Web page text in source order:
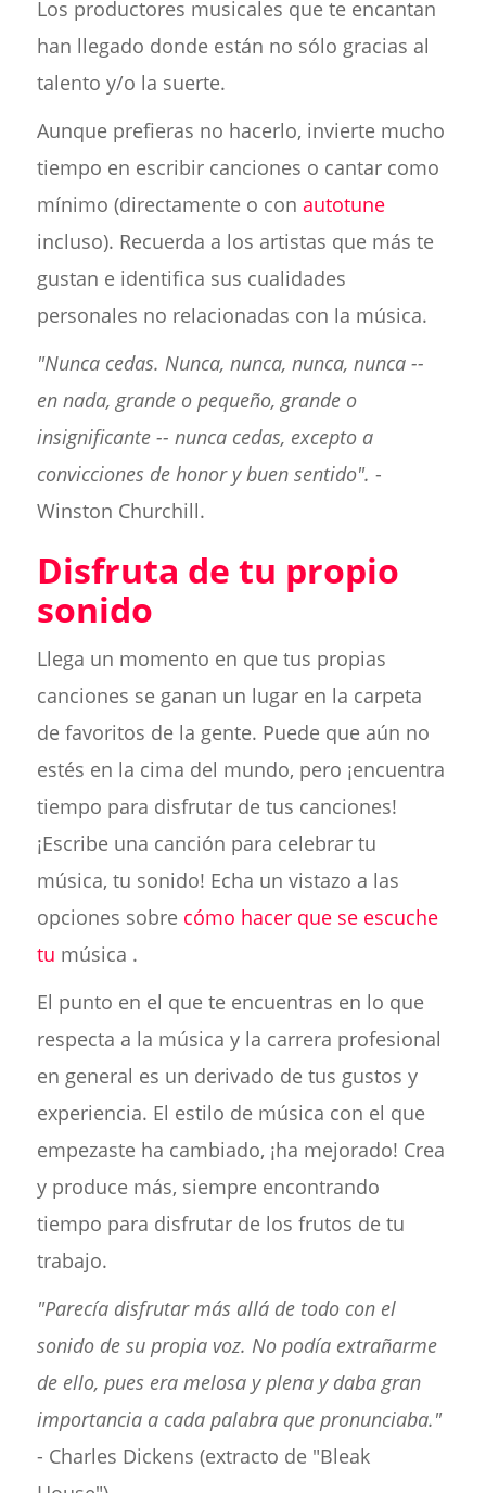
Los productores musicales que te encantan
han llegado donde están no sólo gracias al
talento y/o la suerte.
Aunque prefieras no hacerlo, invierte mucho
tiempo en escribir canciones o cantar como
mínimo (directamente o con autotune
incluso). Recuerda a los artistas que más te
gustan e identifica sus cualidades
personales no relacionadas con la música.
"Nunca cedas. Nunca, nunca, nunca, nunca --
en nada, grande o pequeño, grande o
insignificante -- nunca cedas, excepto a
convicciones de honor y buen sentido". -
Winston Churchill.
Disfruta de tu propio
sonido
Llega un momento en que tus propias
canciones se ganan un lugar en la carpeta
de favoritos de la gente. Puede que aún no
estés en la cima del mundo, pero ¡encuentra
tiempo para disfrutar de tus canciones!
¡Escribe una canción para celebrar tu
música, tu sonido! Echa un vistazo a las
opciones sobre cómo hacer que se escuche
tu música .
El punto en el que te encuentras en lo que
respecta a la música y la carrera profesional
en general es un derivado de tus gustos y
experiencia. El estilo de música con el que
empezaste ha cambiado, ¡ha mejorado! Crea
y produce más, siempre encontrando
tiempo para disfrutar de los frutos de tu
trabajo.
"Parecía disfrutar más allá de todo con el
sonido de su propia voz. No podía extrañarme
de ello, pues era melosa y plena y daba gran
importancia a cada palabra que pronunciaba."
- Charles Dickens (extracto de "Bleak